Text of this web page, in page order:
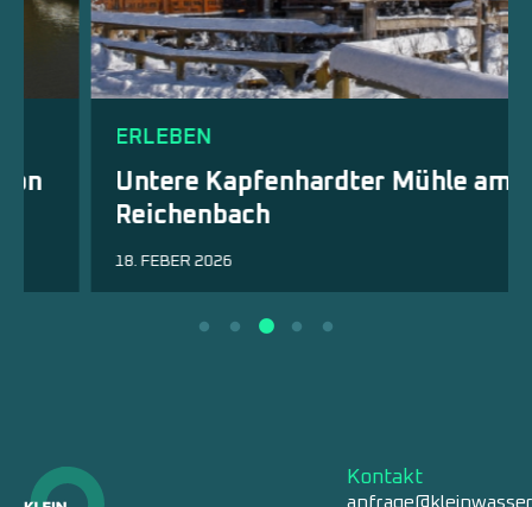
ERLEBEN
Untere Kapfenhardter Mühle am
Reichenbach
18. FEBER 2026
Kontakt